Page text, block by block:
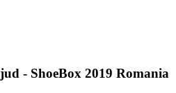
- ShoeBox 2019 Romania